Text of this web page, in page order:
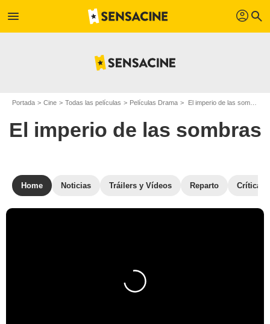
menu profil search
Portada Cine Todas las películas Películas Drama El imperio de las sombras
El imperio de las sombras
Home Noticias Tráilers y Vídeos Reparto Críticas